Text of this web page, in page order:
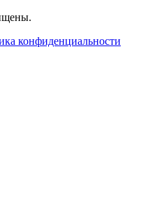
конфиденциальности